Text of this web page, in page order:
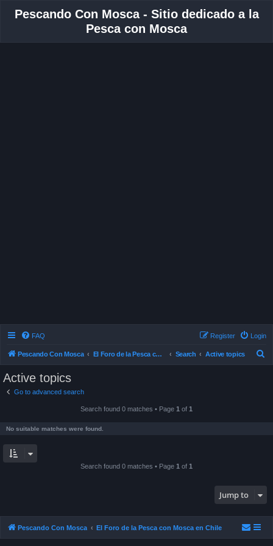
Pescando Con Mosca - Sitio dedicado a la
Pesca con Mosca
FAQ Login
Register
Pescando Con Mosca El Foro de la Pesca con Mosca en Chile Search Active topics
Active topics
Go to advanced search
Search found 0 matches • Page 1 of 1
No suitable matches were found.
Search found 0 matches • Page 1 of 1
Jump to
Pescando Con Mosca El Foro de la Pesca con Mosca en Chile